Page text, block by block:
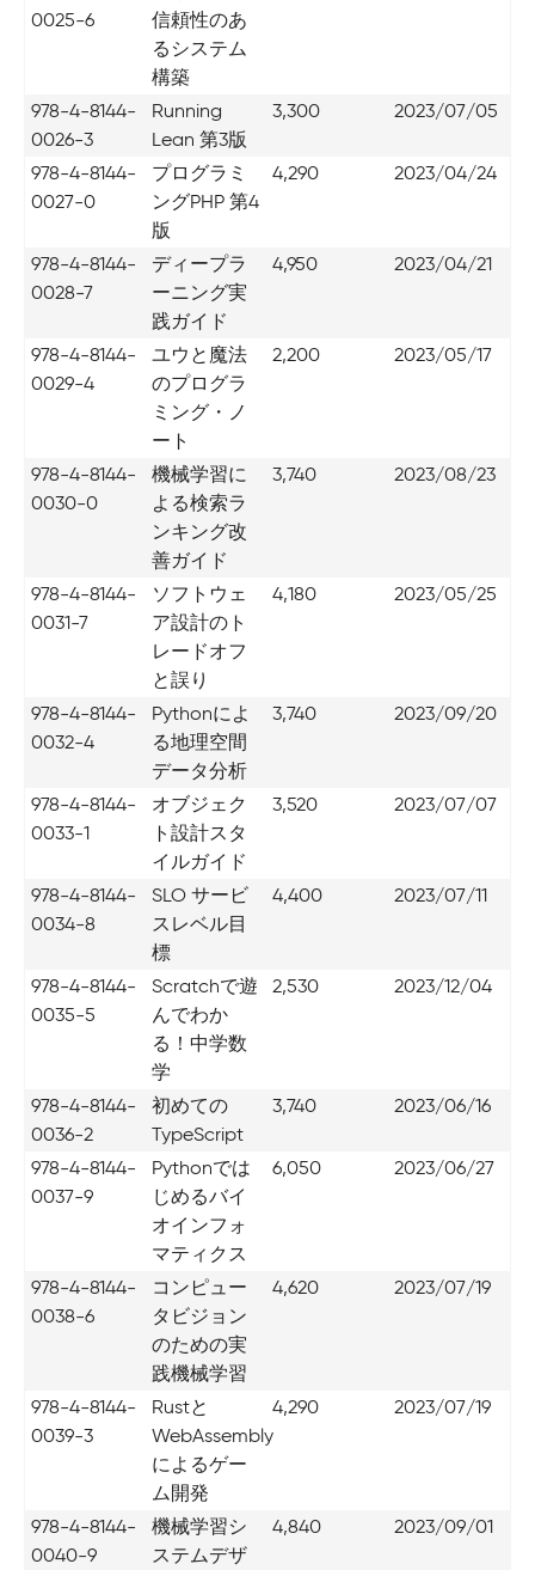
0025-6
信頼性のあ
るシステム
構築
978-4-8144-
0026-3
Running
Lean 第3版
3,300 2023/07/05
978-4-8144-
0027-0
プログラミ
ングPHP 第4
版
4,290 2023/04/24
978-4-8144-
0028-7
ディープラ
ーニング実
践ガイド
4,950 2023/04/21
978-4-8144-
0029-4
ユウと魔法
のプログラ
ミング・ノ
ート
2,200 2023/05/17
978-4-8144-
0030-0
機械学習に
よる検索ラ
ンキング改
善ガイド
3,740 2023/08/23
978-4-8144-
0031-7
ソフトウェ
ア設計のト
レードオフ
と誤り
4,180 2023/05/25
978-4-8144-
0032-4
Pythonによ
る地理空間
データ分析
3,740 2023/09/20
978-4-8144-
0033-1
オブジェク
ト設計スタ
イルガイド
3,520 2023/07/07
978-4-8144-
0034-8
SLO サービ
スレベル目
標
4,400 2023/07/11
978-4-8144-
0035-5
Scratchで遊
んでわか
る！中学数
学
2,530 2023/12/04
978-4-8144-
0036-2
初めての
TypeScript
3,740 2023/06/16
978-4-8144-
0037-9
Pythonでは
じめるバイ
オインフォ
マティクス
6,050 2023/06/27
978-4-8144-
0038-6
コンピュー
タビジョン
のための実
践機械学習
4,620 2023/07/19
978-4-8144-
0039-3
Rustと
WebAssembly
によるゲー
ム開発
4,290 2023/07/19
978-4-8144-
0040-9
機械学習シ
ステムデザ
4,840 2023/09/01